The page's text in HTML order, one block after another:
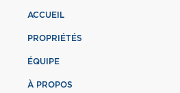
ACCUEIL
PROPRIÉTÉS
ÉQUIPE
À PROPOS